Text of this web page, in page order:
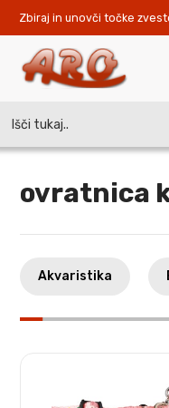
Zbiraj in unovči točke
for:
ovratnica
Akvaristika